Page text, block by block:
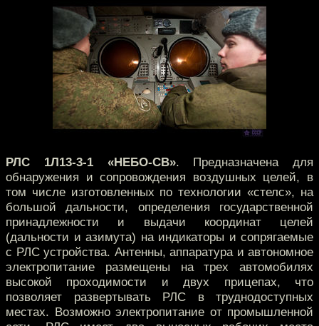
РЛС 1Л13-3-1 «НЕБО-СВ». Предназначена для
обнаружения и сопровождения воздушных целей, в
том числе изготовленных по технологии «стелс», на
большой дальности, определения государственной
принадлежности и выдачи координат целей
(дальности и азимута) на индикаторы и сопрягаемые
с РЛС устройства. Антенны, аппаратура и автономное
электропитание размещены на трех автомобилях
высокой проходимости и двух прицепах, что
позволяет развертывать РЛС в труднодоступных
местах. Возможно электропитание от промышленной